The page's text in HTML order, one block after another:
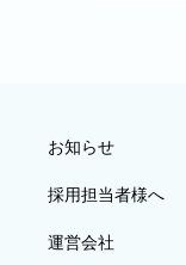
お知らせ
採用担当者様へ
運営会社